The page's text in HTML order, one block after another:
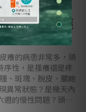
痛而求診，起初為
隆起的結節、伴隨著
且合併化膿的病
，耐心養護
癢的病患非常多，頭
序性，是搔癢還是疼
、斑塊、脫皮、膿皰
異常狀態？是幾天內
週的慢性問題？頭皮